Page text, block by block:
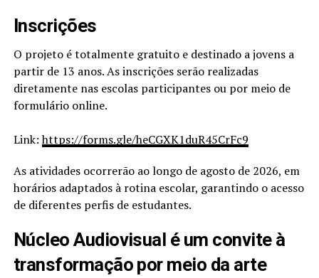
Inscrições
O projeto é totalmente gratuito e destinado a jovens a
partir de 13 anos. As inscrições serão realizadas
diretamente nas escolas participantes ou por meio de
formulário online.
Link:https://forms.gle/heCGXK1duR45CrFc9
As atividades ocorrerão ao longo de agosto de 2026, em
horários adaptados à rotina escolar, garantindo o acesso
de diferentes perfis de estudantes.
Núcleo Audiovisual é um convite à
transformação por meio da arte